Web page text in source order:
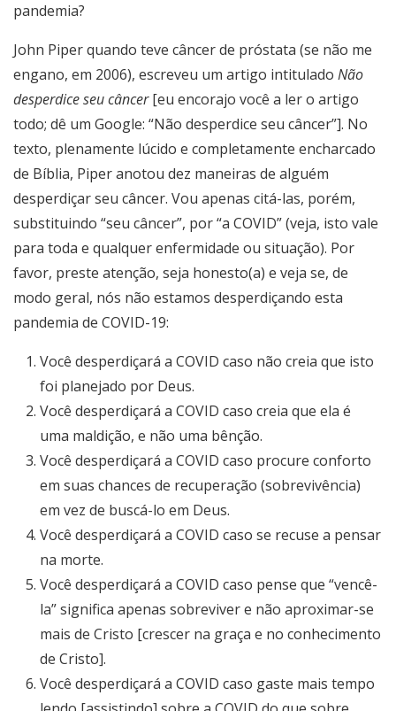
pandemia?
John Piper quando teve câncer de próstata (se não me
engano, em 2006), escreveu um artigo intitulado Não
desperdice seu câncer[eu encorajo você a ler o artigo
todo; dê um Google: “Não desperdice seu câncer”]. No
texto, plenamente lúcido e completamente encharcado
de Bíblia, Piper anotou dez maneiras de alguém
desperdiçar seu câncer. Vou apenas citá-las, porém,
substituindo “seu câncer”, por “a COVID” (veja, isto vale
para toda e qualquer enfermidade ou situação). Por
favor, preste atenção, seja honesto(a) e veja se, de
modo geral, nós não estamos desperdiçando esta
pandemia de COVID-19:
Você desperdiçará a COVID caso não creia que isto
foi planejado por Deus.
Você desperdiçará a COVID caso creia que ela é
uma maldição, e não uma bênção.
Você desperdiçará a COVID caso procure conforto
em suas chances de recuperação (sobrevivência)
em vez de buscá-lo em Deus.
Você desperdiçará a COVID caso se recuse a pensar
na morte.
Você desperdiçará a COVID caso pense que “vencê-
la” significa apenas sobreviver e não aproximar-se
mais de Cristo [crescer na graça e no conhecimento
de Cristo].
Você desperdiçará a COVID caso gaste mais tempo